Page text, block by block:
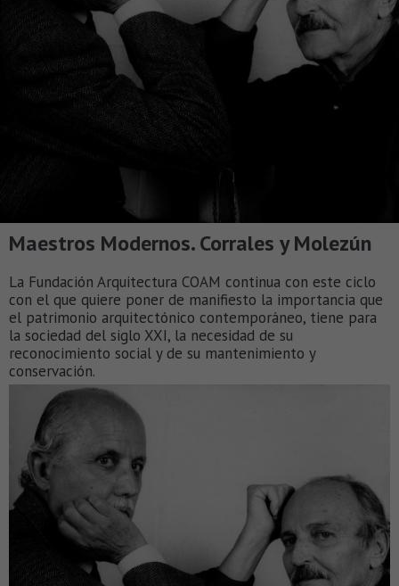
Maestros Modernos. Corrales y Molezún
La Fundación Arquitectura COAM continua con este ciclo
con el que quiere poner de manifiesto la importancia que
el patrimonio arquitectónico contemporáneo, tiene para
la sociedad del siglo XXI, la necesidad de su
reconocimiento social y de su mantenimiento y
conservación.